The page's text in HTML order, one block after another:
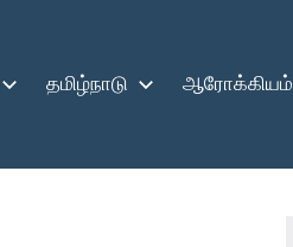
தமிழ்நாடு ஆரோக்கியம்